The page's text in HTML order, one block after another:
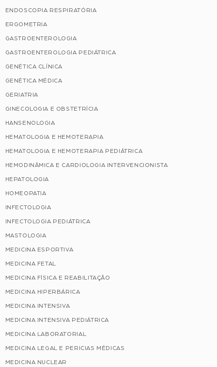
ENDOSCOPIA RESPIRATÓRIA
ERGOMETRIA
GASTROENTEROLOGIA
GASTROENTEROLOGIA PEDIÁTRICA
GENÉTICA CLÍNICA
GENÉTICA MÉDICA
GERIATRIA
GINECOLOGIA E OBSTETRÍCIA
HANSENOLOGIA
HEMATOLOGIA E HEMOTERAPIA
HEMATOLOGIA E HEMOTERAPIA PEDIÁTRICA
HEMODINÂMICA E CARDIOLOGIA INTERVENCIONISTA
HEPATOLOGIA
HOMEOPATIA
INFECTOLOGIA
INFECTOLOGIA PEDIÁTRICA
MASTOLOGIA
MEDICINA ESPORTIVA
MEDICINA FETAL
MEDICINA FÍSICA E REABILITAÇÃO
MEDICINA HIPERBÁRICA
MEDICINA INTENSIVA
MEDICINA INTENSIVA PEDIÁTRICA
MEDICINA LABORATORIAL
MEDICINA LEGAL E PERICIAS MÉDICAS
MEDICINA NUCLEAR